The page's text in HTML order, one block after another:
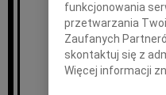
funkcjonowania
przetwarzania
Zaufanych
skontaktuj się z
Więcej informacji